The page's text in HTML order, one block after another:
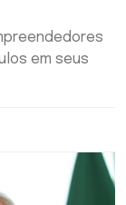
em seus